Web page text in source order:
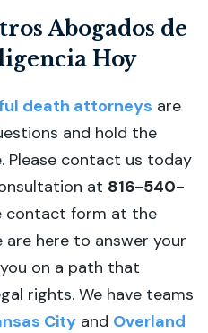
Abogados de
Hoy
death attorneys are
and hold the
Please contact us today
at 816-540-
contact form at the
here to answer your
on a path that
rights. We have teams
City and Overland